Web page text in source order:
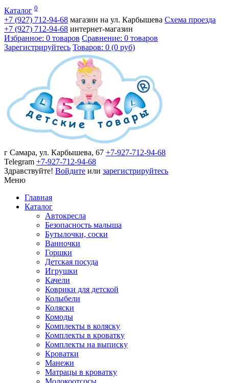
Каталог 0
+7 (927) 712-94-68 магазин на ул. Карбышева Схема проезда
+7 (927) 712-94-68 интернет-магазин
Избранное: 0 товаров Сравнение: 0 товаров
Зарегистрируйтесь Товаров: 0 (0 руб)
г Самара, ул. Карбышева, 67 +7-927-712-94-68
Telegram +7-927-712-94-68
Здравствуйте! Войдите или зарегистрируйтесь
Меню
Главная
Каталог
Автокресла
Безопасность малыша
Бутылочки, соски
Ванночки
Горшки
Детская посуда
Игрушки
Качели
Коврики для детской
Колыбели
Коляски
Комоды
Комплекты в коляску
Комплекты в кроватку
Комплекты на выписку
Кроватки
Манежи
Матрацы в кроватку